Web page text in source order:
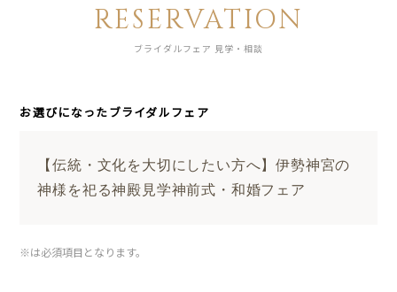
RESERVATION
ブライダルフェア 見学・相談
お選びになったブライダルフェア
【伝統・文化を大切にしたい方へ】伊勢神宮の
神様を祀る神殿見学神前式・和婚フェア
※は必須項目となります。